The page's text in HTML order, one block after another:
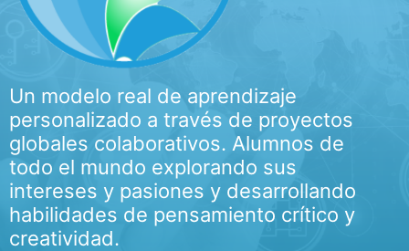
Un modelo real de aprendizaje
personalizado a través de proyectos
globales colaborativos. Alumnos de
todo el mundo explorando sus
intereses y pasiones y desarrollando
habilidades de pensamiento crítico y
creatividad.